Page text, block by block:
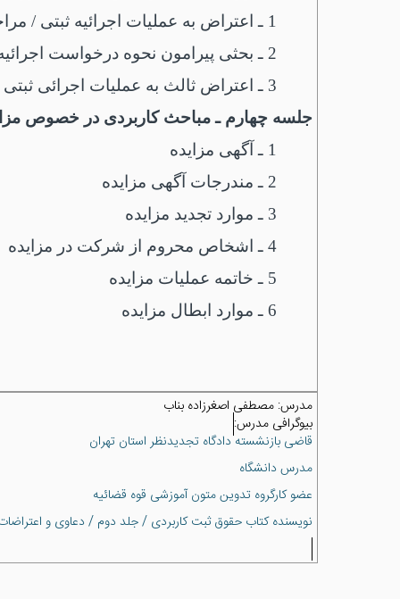
1 ـ اعتراض به عملیات اجرائیه ثبتی / مراجع صدور اجرائیه / انواع اسناد لازم الاجرا
2 ـ بحثی پیرامون نحوه درخواست اجرائیه برای چک و نکات کاربردی آن
3 ـ اعتراض ثالث به عملیات اجرائی ثبتی (نقد و تحلی رأی وحدت رویه جدید الصدور)
جلسه چهارم ـ مباحث کاربردی در خصوص
1 ـ آگهی مزایده
2 ـ مندرجات آگهی مزایده
3 ـ موارد تجدید مزایده
4 ـ اشخاص محروم از شرکت در مزایده
5 ـ خاتمه عملیات مزایده
6 ـ موارد ابطال مزایده
مدرس: مصطفی اصغرزاده بناب
بیوگرافی مدرس:
قاضی بازنشسته دادگاه تجدیدنظر استان تهران
مدرس دانشگاه
عضو کارگروه تدوین متون آموزشی قوه قضائیه
نویسنده کتاب حقوق ثبت کاربردی / جلد دوم / دعاوی و